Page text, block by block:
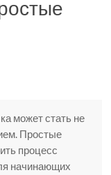
может стать не
Простые
процесс
начинающих